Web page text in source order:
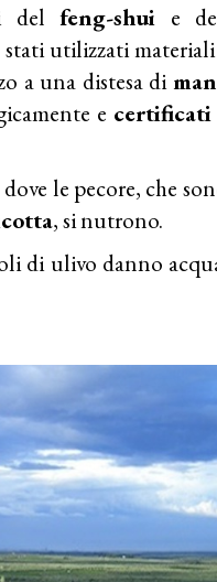
delfeng-shui e
utilizzati
a una distesa di
e
le pecore, che
, si nutrono.
di ulivo danno